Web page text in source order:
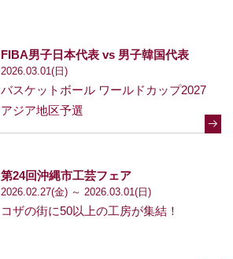
FIBA男子日本代表 vs 男子韓国代表
2026.03.01(日)
バスケットボール ワールドカップ2027
アジア地区予選
第24回沖縄市工芸フェア
2026.02.27(金) ～ 2026.03.01(日)
コザの街に50以上の工房が集結！